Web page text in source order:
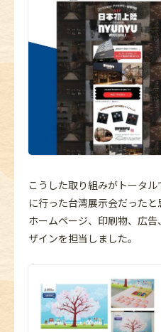
こうした取り組みがトータ
に行った台湾展示会だったと
ホームページ、印刷物、広
ザインを担当しました。